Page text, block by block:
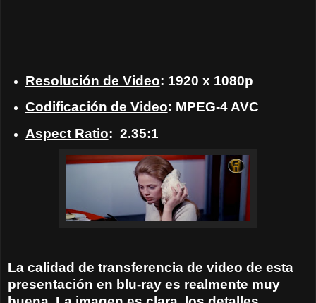
Resolución de Video: 1920 x 1080p
Codificación de Video: MPEG-4 AVC
Aspect Ratio: 2.35:1
La calidad de transferencia de video de esta
presentación en blu-ray es realmente muy